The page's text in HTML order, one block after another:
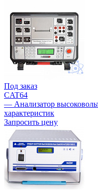
Под заказ
CAT64
— Анализатор
характеристик
Запросить цену